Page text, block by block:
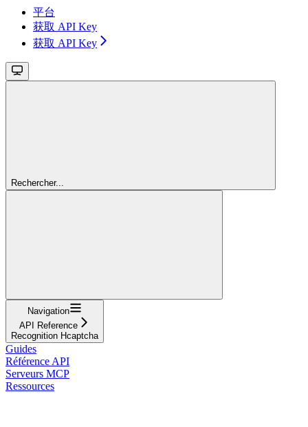
平台
获取 API Key
获取 API Key
Rechercher...
Navigation
API Reference
Recognition Hcaptcha
Guides
Référence API
Serveurs MCP
Ressources